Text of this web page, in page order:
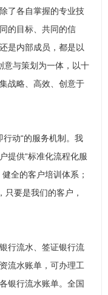
了各自掌握的专业技
的目标、共同的信
是内部成员，都是以
意与策划为一体，以十
战略、高效、创意于
动“的服务机制。我
提供“标准化流程化服
全的客户培训体系；
只要是我们的客户，
行流水、签证银行流
流水账单，可办理工
银行流水账单。全国